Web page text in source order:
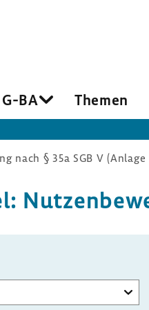
BA Themen
nach § 35a SGB V (Anlage